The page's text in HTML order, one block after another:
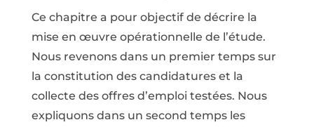
Ce chapitre a pour objectif de décrire la
mise en œuvre opérationnelle de l’étude.
Nous revenons dans un premier temps sur
la constitution des candidatures et la
collecte des offres d’emploi testées. Nous
expliquons dans un second temps les